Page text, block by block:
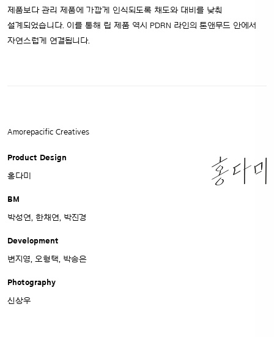
제품보다 관리 제품에 가깝게 인식되도록 채도와 대비를 낮춰
설계되었습니다. 이를 통해 립 제품 역시 PDRN 라인의 톤앤무드 안에서
자연스럽게 연결됩니다.
Amorepacific Creatives
Product Design
홍다미
BM
박성연, 한채연, 박진경
Development
변지영, 오형택, 박송은
Photography
신상우